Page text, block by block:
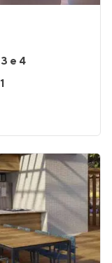
3 e 4
1